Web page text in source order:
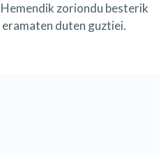
zoriondu besterik
duten guztiei.